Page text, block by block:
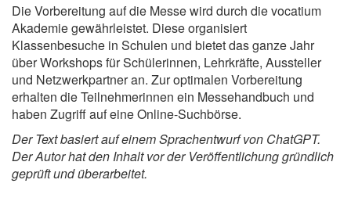
Die Vorbereitung auf die Messe wird durch die vocatium
Akademie gewährleistet. Diese organisiert
Klassenbesuche in Schulen und bietet das ganze Jahr
über Workshops für Schülerinnen, Lehrkräfte, Aussteller
und Netzwerkpartner an. Zur optimalen Vorbereitung
erhalten die Teilnehmerinnen ein Messehandbuch und
haben Zugriff auf eine Online-Suchbörse.
Der Text basiert auf einem Sprachentwurf von ChatGPT.
Der Autor hat den Inhalt vor der Veröffentlichung gründlich
geprüft und überarbeitet.